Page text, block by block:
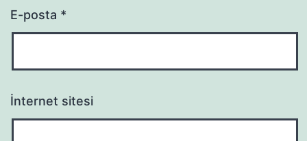
E-posta *
İnternet sitesi